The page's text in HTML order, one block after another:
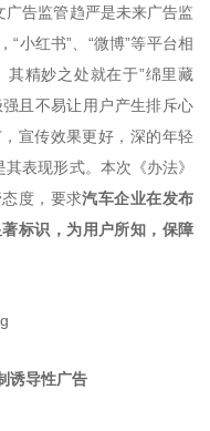
广告监管趋严是未来广告监
小红书”、“微博”等平台相
精妙之处就在于”绵里藏
且不易让用户产生排斥心
宣传效果更好，深的年轻
表现形式。本次《办法》
度，要求汽车企业在发布
标识，为用户所知，保障
诱导性广告